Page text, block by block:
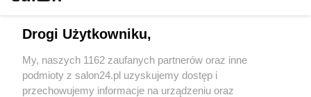
Sport
Społeczeństwo
Drogi Użytkowniku,
My, naszych 1162 zaufanych partnerów oraz inne
podmioty z salon24.pl uzyskujemy dostęp i
przechowujemy informacje na urządzeniu oraz